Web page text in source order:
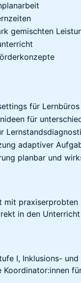
gemischten
für Lernbüros
für
adaptiver
planbar und
mit praxiserprobten
in den
I, Inklusions- und
Koordinator:innen